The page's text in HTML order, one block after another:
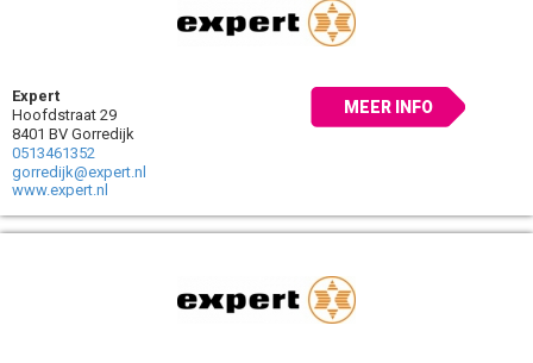
Expert
Hoofdstraat 29
8401 BV Gorredijk
0513461352
gorredijk@expert.nl
www.expert.nl
MEER INFO